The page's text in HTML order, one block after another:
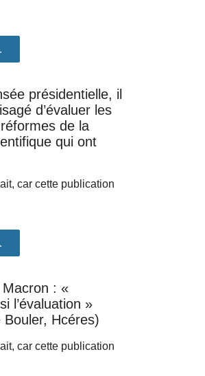
présidentielle, il
d’évaluer les
de la
qui ont
car cette publication
Macron : «
l’évaluation »
Hcéres)
car cette publication